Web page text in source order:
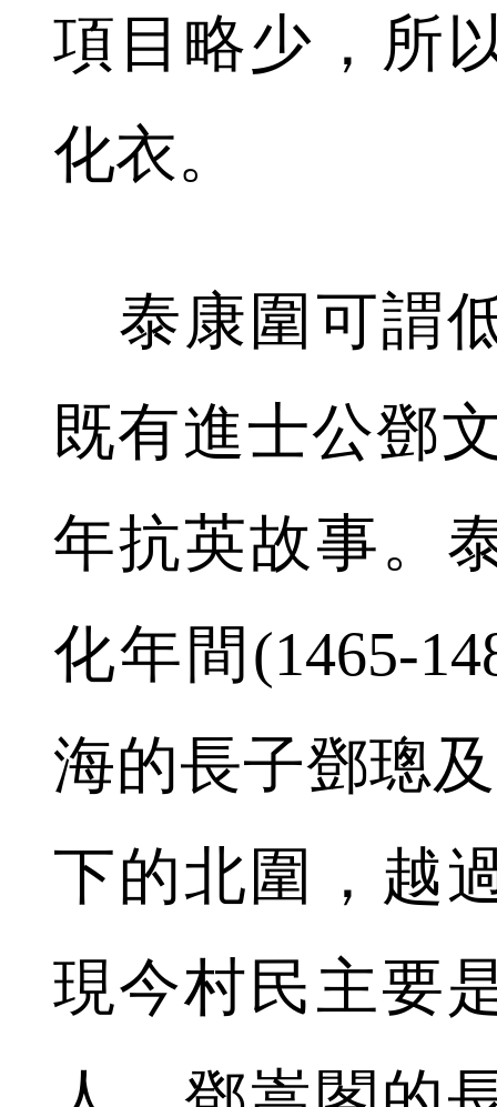
項目略少，所
化衣。
泰康圍可謂
既有進士公鄧
年抗英故事。
化年間(1465-
海的長子鄧璁
下的北圍，越
現今村民主要